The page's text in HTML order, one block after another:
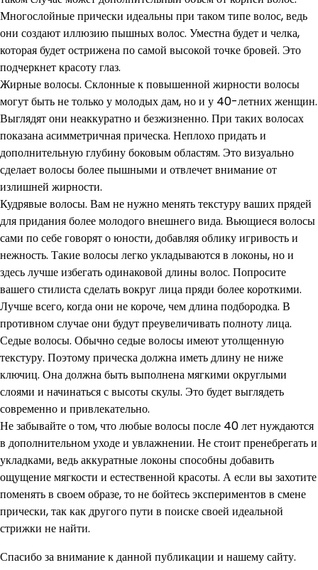
Многослойные прически идеальны при таком типе волос, ведь
они создают иллюзию пышных волос. Уместна будет и челка,
которая будет острижена по самой высокой точке бровей. Это
подчеркнет красоту глаз.
Жирные волосы. Склонные к повышенной жирности волосы
могут быть не только у молодых дам, но и у 40-летних женщин.
Выглядят они неаккуратно и безжизненно. При таких волосах
показана асимметричная прическа. Неплохо придать и
дополнительную глубину боковым областям. Это визуально
сделает волосы более пышными и отвлечет внимание от
излишней жирности.
Кудрявые волосы. Вам не нужно менять текстуру ваших прядей
для придания более молодого внешнего вида. Вьющиеся волосы
сами по себе говорят о юности, добавляя облику игривость и
нежность. Такие волосы легко укладываются в локоны, но и
здесь лучше избегать одинаковой длины волос. Попросите
вашего стилиста сделать вокруг лица пряди более короткими.
Лучше всего, когда они не короче, чем длина подбородка. В
противном случае они будут преувеличивать полноту лица.
Седые волосы. Обычно седые волосы имеют утолщенную
текстуру. Поэтому прическа должна иметь длину не ниже
ключиц. Она должна быть выполнена мягкими округлыми
слоями и начинаться с высоты скулы. Это будет выглядеть
современно и привлекательно.
Не забывайте о том, что любые волосы после 40 лет нуждаются
в дополнительном уходе и увлажнении. Не стоит пренебрегать и
укладками, ведь аккуратные локоны способны добавить
ощущение мягкости и естественной красоты. А если вы захотите
поменять в своем образе, то не бойтесь экспериментов в смене
прически, так как другого пути в поиске своей идеальной
стрижки не найти.
Спасибо за внимание к данной публикации и нашему сайту.